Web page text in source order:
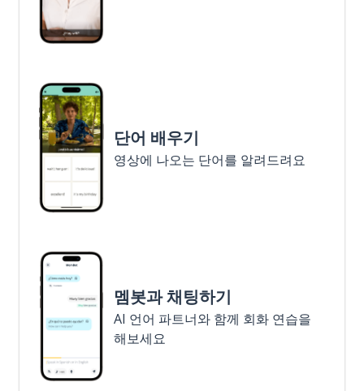
단어 배우기
영상에 나오는 단어를 알려드려요
멤봇과 채팅하기
AI 언어 파트너와 함께 회화 연습을
해보세요